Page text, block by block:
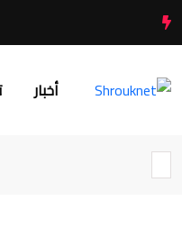
أخبار